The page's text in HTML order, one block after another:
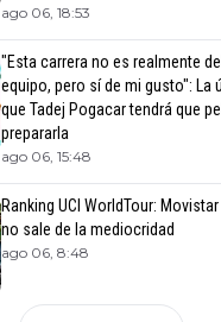
ago 06, 18:53
"Esta carrera no es realmente
equipo, pero sí de mi gusto": La
que Tadej Pogacar tendrá que
prepararla
ago 06, 15:48
Ranking UCI WorldTour:
no sale de la mediocridad
ago 06, 8:48